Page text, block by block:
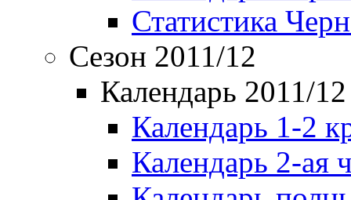
Статистика
Сезон 2011/12
Календарь 2011/12
Календарь 1-2
Календарь 2-ая